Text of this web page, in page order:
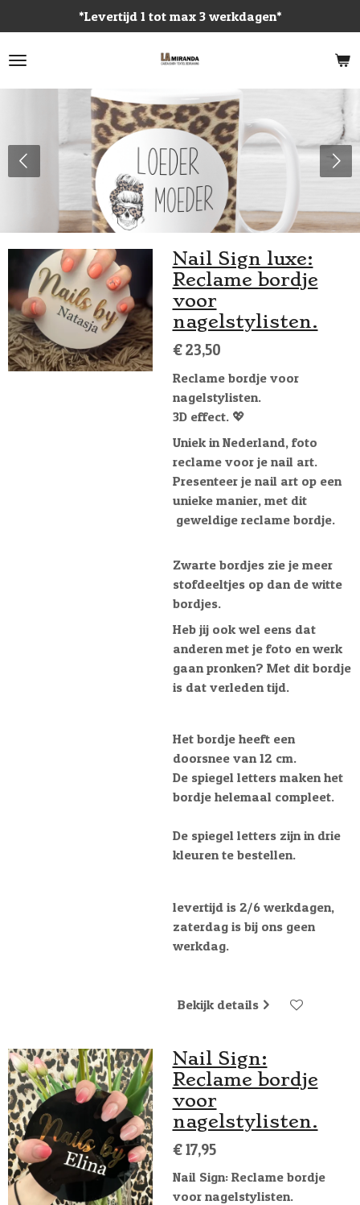
direct
naar
*Levertijd 1 tot max 3 werkdagen*
Nail Sign luxe:
Reclame bordje
voor
nagelstylisten.
€ 23,50
Reclame bordje voor
nagelstylisten.
3D effect. 💖
Uniek in Nederland, foto
reclame voor je nail art.
Presenteer je nail art op een
unieke manier, met dit
geweldige reclame bordje.
Zwarte bordjes zie je meer
stofdeeltjes op dan de witte
bordjes.
Heb jij ook wel eens dat
anderen met je foto en werk
gaan pronken? Met dit bordje
is dat verleden tijd.
Het bordje heeft een
doorsnee van 12 cm.
De spiegel letters maken het
bordje helemaal compleet.
De spiegel letters zijn in drie
kleuren te bestellen.
levertijd is 2/6 werkdagen,
zaterdag is bij ons geen
werkdag.
Bekijk details
Nail Sign:
Reclame bordje
voor
nagelstylisten.
€ 17,95
Nail Sign: Reclame bordje
voor nagelstylisten.